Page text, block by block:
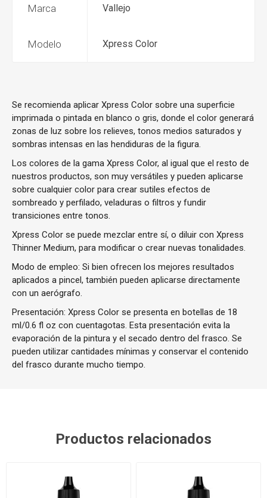
Marca Vallejo
Modelo Xpress Color
Se recomienda aplicar Xpress Color sobre una superficie
imprimada o pintada en blanco o gris, donde el color generará
zonas de luz sobre los relieves, tonos medios saturados y
sombras intensas en las hendiduras de la figura.
Los colores de la gama Xpress Color, al igual que el resto de
nuestros productos, son muy versátiles y pueden aplicarse
sobre cualquier color para crear sutiles efectos de
sombreado y perfilado, veladuras o filtros y fundir
transiciones entre tonos.
Xpress Color se puede mezclar entre sí, o diluir con Xpress
Thinner Medium, para modificar o crear nuevas tonalidades.
Modo de empleo: Si bien ofrecen los mejores resultados
aplicados a pincel, también pueden aplicarse directamente
con un aerógrafo.
Presentación: Xpress Color se presenta en botellas de 18
ml/0.6 fl oz con cuentagotas. Esta presentación evita la
evaporación de la pintura y el secado dentro del frasco. Se
pueden utilizar cantidades mínimas y conservar el contenido
del frasco durante mucho tiempo.
Productos relacionados